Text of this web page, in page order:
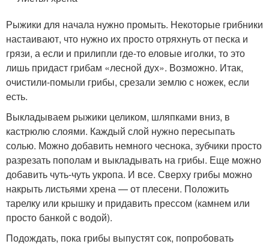
Рыжики для начала нужно промыть. Некоторые грибники
настаивают, что нужно их просто отряхнуть от песка и
грязи, а если и прилипли где-то еловые иголки, то это
лишь придаст грибам «лесной дух». Возможно. Итак,
очистили-помыли грибы, срезали землю с ножек, если
есть.
Выкладываем рыжики целиком, шляпками вниз, в
кастрюлю слоями. Каждый слой нужно пересыпать
солью. Можно добавить немного чеснока, зубчики просто
разрезать пополам и выкладывать на грибы. Еще можно
добавить чуть-чуть укропа. И все. Сверху грибы можно
накрыть листьями хрена — от плесени. Положить
тарелку или крышку и придавить прессом (камнем или
просто банкой с водой).
Подождать, пока грибы выпустят сок, попробовать